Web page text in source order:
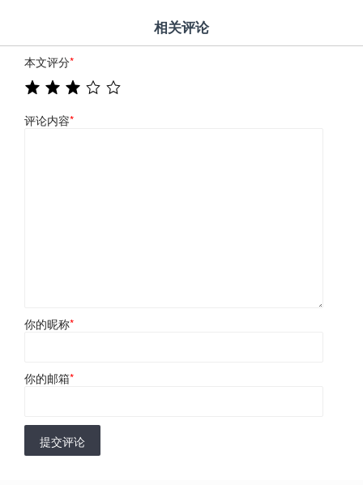
相关评论
本文评分*
评论内容*
你的昵称*
你的邮箱*
提交评论